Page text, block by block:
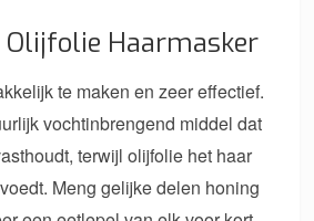
Olijfolie Haarmasker
te maken en zeer effectief.
vochtinbrengend middel dat
terwijl olijfolie het haar
Meng gelijke delen honing